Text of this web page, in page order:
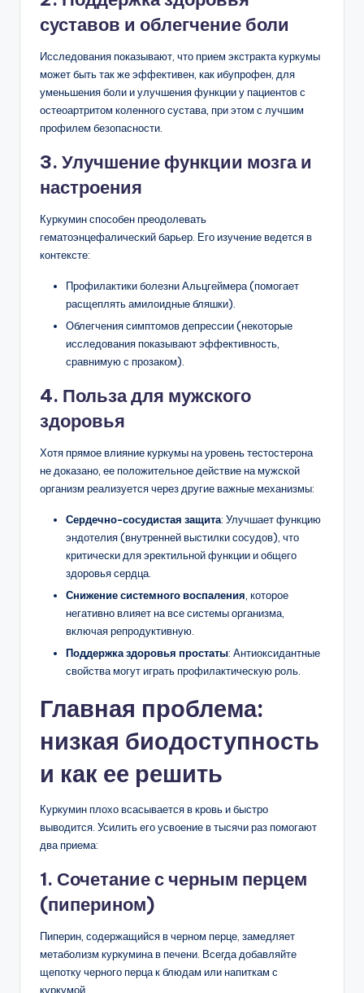
суставов и облегчение боли
Исследования показывают, что прием экстракта куркумы
может быть так же эффективен, как ибупрофен, для
уменьшения боли и улучшения функции у пациентов с
остеоартритом коленного сустава, при этом с лучшим
профилем безопасности.
3. Улучшение функции мозга и
настроения
Куркумин способен преодолевать
гематоэнцефалический барьер. Его изучение ведется в
контексте:
Профилактики болезни Альцгеймера (помогает
расщеплять амилоидные бляшки).
Облегчения симптомов депрессии (некоторые
исследования показывают эффективность,
сравнимую с прозаком).
4. Польза для мужского
здоровья
Хотя прямое влияние куркумы на уровень тестостерона
не доказано, ее положительное действие на мужской
организм реализуется через другие важные механизмы:
Сердечно-сосудистая защита: Улучшает функцию
эндотелия (внутренней выстилки сосудов), что
критически для эректильной функции и общего
здоровья сердца.
Снижение системного воспаления , которое
негативно влияет на все системы организма,
включая репродуктивную.
Поддержка здоровья простаты: Антиоксидантные
свойства могут играть профилактическую роль.
Главная проблема:
низкая биодоступность
и как ее решить
Куркумин плохо всасывается в кровь и быстро
выводится. Усилить его усвоение в тысячи раз помогают
два приема:
1. Сочетание с черным перцем
(пиперином)
Пиперин, содержащийся в черном перце, замедляет
метаболизм куркумина в печени. Всегда добавляйте
щепотку черного перца к блюдам или напиткам с
куркумой.